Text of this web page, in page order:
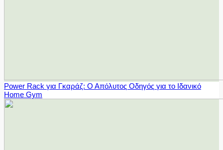
Power Rack για Γκαράζ: Ο Απόλυτος Οδηγός για το Ιδανικό
Home Gym